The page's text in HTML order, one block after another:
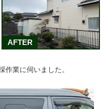
AFTER
作業に伺いました。